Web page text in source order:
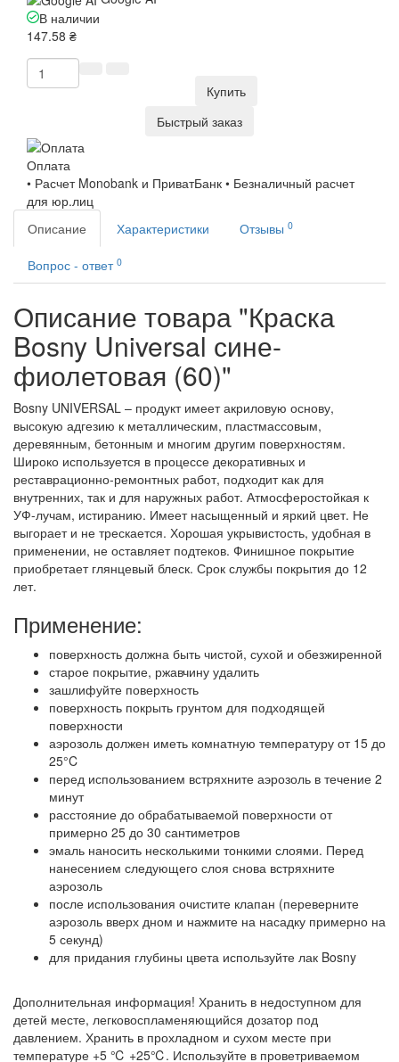
В наличии
147.58 ₴
Купить
Быстрый заказ
Оплата
• Расчет Monobank и ПриватБанк • Безналичный расчет
для юр.лиц
Описание
Характеристики Отзывы 0
Вопрос - ответ 0
Описание товара "Краска
Bosny Universal сине-
фиолетовая (60)"
Bosny UNIVERSAL – продукт имеет акриловую основу,
высокую адгезию к металлическим, пластмассовым,
деревянным, бетонным и многим другим поверхностям.
Широко используется в процессе декоративных и
реставрационно-ремонтных работ, подходит как для
внутренних, так и для наружных работ. Атмосферостойкая к
УФ-лучам, истиранию. Имеет насыщенный и яркий цвет. Не
выгорает и не трескается. Хорошая укрывистость, удобная в
применении, не оставляет подтеков. Финишное покрытие
приобретает глянцевый блеск. Срок службы покрытия до 12
лет.
Применение:
поверхность должна быть чистой, сухой и обезжиренной
старое покрытие, ржавчину удалить
зашлифуйте поверхность
поверхность покрыть грунтом для подходящей
поверхности
аэрозоль должен иметь комнатную температуру от 15 до
25°C
перед использованием встряхните аэрозоль в течение 2
минут
расстояние до обрабатываемой поверхности от
примерно 25 до 30 сантиметров
эмаль наносить несколькими тонкими слоями. Перед
нанесением следующего слоя снова встряхните
аэрозоль
после использования очистите клапан (переверните
аэрозоль вверх дном и нажмите на насадку примерно на
5 секунд)
для придания глубины цвета используйте лак Bosny
Дополнительная информация! Хранить в недоступном для
детей месте, легковоспламеняющийся дозатор под
давлением. Хранить в прохладном и сухом месте при
температуре +5 ℃ +25℃. Используйте в проветриваемом